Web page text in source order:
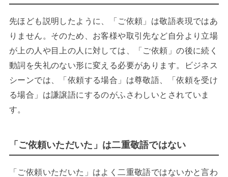
先ほども説明したように、「ご依頼」は敬語表現ではあ
りません。そのため、お客様や取引先など自分より立場
が上の人や目上の人に対しては、「ご依頼」の後に続く
動詞を失礼のない形に変える必要があります。ビジネス
シーンでは、「依頼する場合」は尊敬語、「依頼を受け
る場合」は謙譲語にするのがふさわしいとされていま
す。
「ご依頼いただいた」は二重敬語ではない
「ご依頼いただいた」はよく二重敬語ではないかと言わ